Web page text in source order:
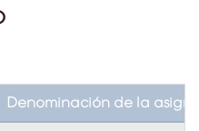
Denominación de la